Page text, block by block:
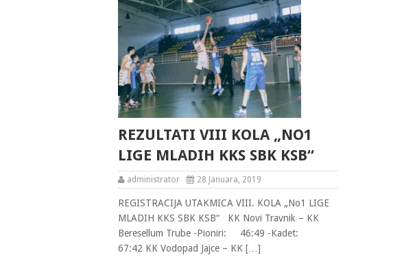
REZULTATI VIII KOLA „NO1
LIGE MLADIH KKS SBK KSB“
administrator 28 Januara, 2019
REGISTRACIJA UTAKMICA VIII. KOLA „No1 LIGE
MLADIH KKS SBK KSB“ KK Novi Travnik – KK
Beresellum Trube -Pioniri: 46:49 -Kadet:
67:42 KK Vodopad Jajce – KK […]